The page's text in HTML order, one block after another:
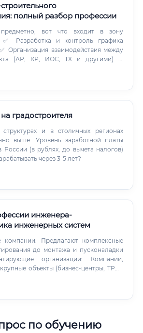
полный разбор профессии
вот что входит в зону
(АР, КР, ИОС, ТХ и другими) ✅
договорной
и негосударственной экспертизы ✅
Многие заказчики приходят с
«хочу красиво и чтобы
градостроителя
и в столичных регионах
выше. Уровень заработной платы
России (в рублях, до вычета налогов)
через 3-5 лет?
инженера-
инженерных систем
компании: Предлагают комплексные
до монтажа и пусконаладки
организации: Компании,
объекты (бизнес-центры, ТРЦ),
по обучению